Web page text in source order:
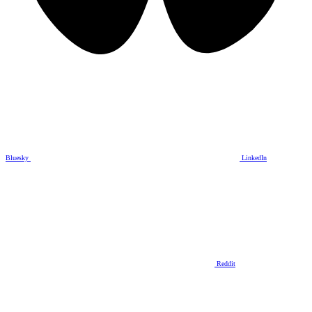
Bluesky LinkedIn
Reddit